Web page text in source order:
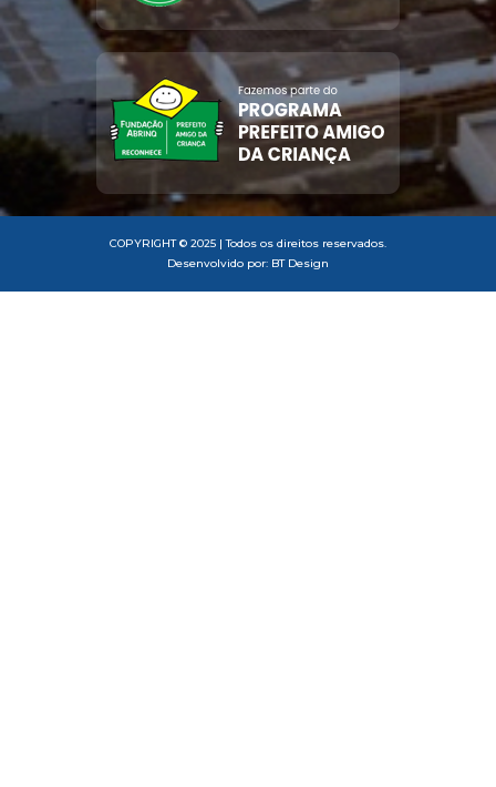
COPYRIGHT © 2025 | Todos os direitos reservados.
Desenvolvido por: BT Design